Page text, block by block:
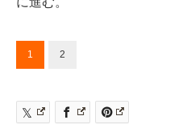
1 2